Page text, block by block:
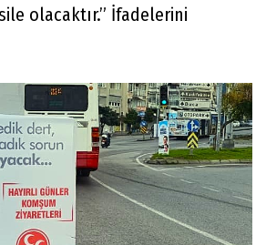
olacaktır.” İfadelerini